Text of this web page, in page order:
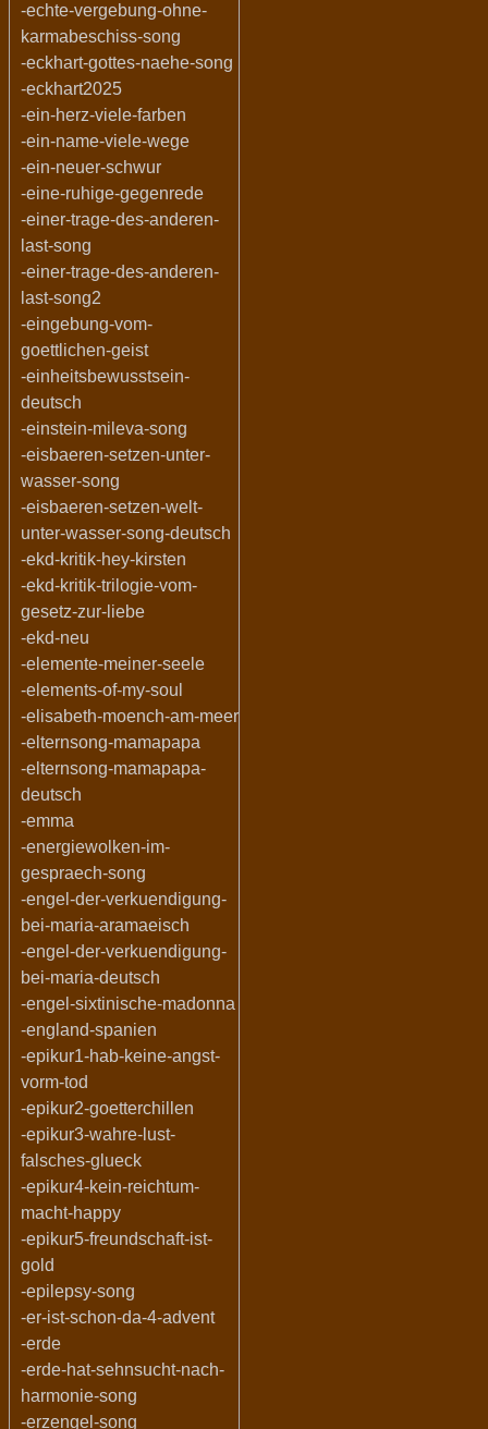
-echte-vergebung-ohne-
karmabeschiss-song
-eckhart-gottes-naehe-song
-eckhart2025
-ein-herz-viele-farben
-ein-name-viele-wege
-ein-neuer-schwur
-eine-ruhige-gegenrede
-einer-trage-des-anderen-
last-song
-einer-trage-des-anderen-
last-song2
-eingebung-vom-
goettlichen-geist
-einheitsbewusstsein-
deutsch
-einstein-mileva-song
-eisbaeren-setzen-unter-
wasser-song
-eisbaeren-setzen-welt-
unter-wasser-song-deutsch
-ekd-kritik-hey-kirsten
-ekd-kritik-trilogie-vom-
gesetz-zur-liebe
-ekd-neu
-elemente-meiner-seele
-elements-of-my-soul
-elisabeth-moench-am-meer
-elternsong-mamapapa
-elternsong-mamapapa-
deutsch
-emma
-energiewolken-im-
gespraech-song
-engel-der-verkuendigung-
bei-maria-aramaeisch
-engel-der-verkuendigung-
bei-maria-deutsch
-engel-sixtinische-madonna
-england-spanien
-epikur1-hab-keine-angst-
vorm-tod
-epikur2-goetterchillen
-epikur3-wahre-lust-
falsches-glueck
-epikur4-kein-reichtum-
macht-happy
-epikur5-freundschaft-ist-
gold
-epilepsy-song
-er-ist-schon-da-4-advent
-erde
-erde-hat-sehnsucht-nach-
harmonie-song
-erzengel-song